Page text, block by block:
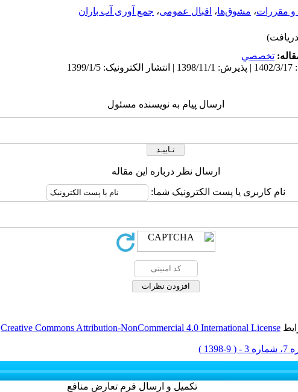
و مقررات، مشوق‌ها، اقبال عمومی، جمع آوری آب باران
تخصصي
ارسال پیام به نویسنده مسئول
ارسال نظر درباره این مقاله
نام کاربری یا پست الکترونیک شما:
Creative Commons Attribution-NonCommercial 4.0 International License
- ( 9-1398 )
تکمیل و ارسال فرم تعارض منافع